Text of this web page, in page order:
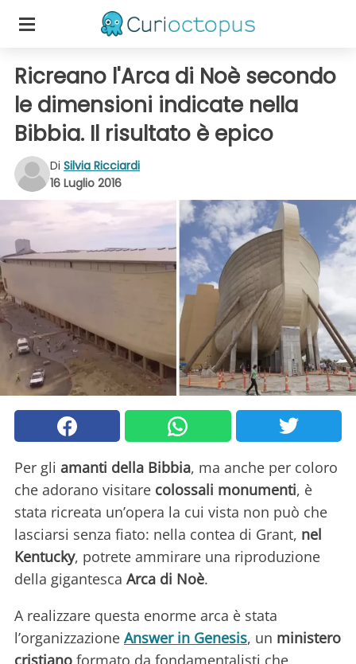
Ricreano l'Arca di Noè secondo
le dimensioni indicate nella
Bibbia. Il risultato è epico
Di Silvia Ricciardi
16 Luglio 2016
Per gli amanti della Bibbia, ma anche per coloro
che adorano visitare colossali monumenti, è
stata ricreata un’opera la cui vista non può che
lasciarsi senza fiato: nella contea di Grant, nel
Kentucky, potrete ammirare una riproduzione
della gigantesca Arca di Noè.
A realizzare questa enorme arca è stata
l’organizzazione Answer in Genesis, un ministero
cristiano formato da fondamentalisti che